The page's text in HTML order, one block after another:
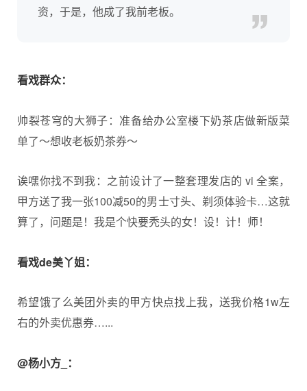
资，于是，他成了我前老板。
看戏群众：
帅裂苍穹的大狮子：准备给办公室楼下奶茶店做新版菜
单了～想收老板奶茶券～
诶嘿你找不到我：之前设计了一整套理发店的 vi 全案，
甲方送了我一张100减50的男士寸头、剃须体验卡…这就
算了，问题是！我是个快要秃头的女！设！计！师！
看戏de美丫姐：
希望饿了么美团外卖的甲方快点找上我，送我价格1w左
右的外卖优惠券…...
@杨小方_：